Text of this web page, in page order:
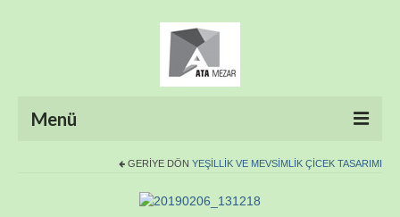
Menü
GERIYE DÖN YEŞILLIK VE MEVSIMLIK ÇICEK TASARIMI